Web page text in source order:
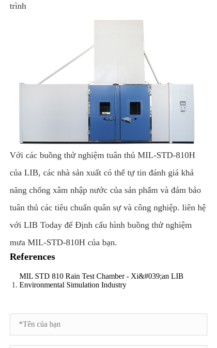
trình
Với các buồng thử nghiệm tuân thủ MIL-STD-810H
của LIB, các nhà sản xuất có thể tự tin đánh giá khả
năng chống xâm nhập nước của sản phẩm và đảm bảo
tuân thủ các tiêu chuẩn quân sự và công nghiệp. liên hệ
với LIB Today để Định cấu hình buồng thử nghiệm
mưa MIL-STD-810H của bạn.
References
MIL STD 810 Rain Test Chamber - Xi&#039;an LIB
Environmental Simulation Industry